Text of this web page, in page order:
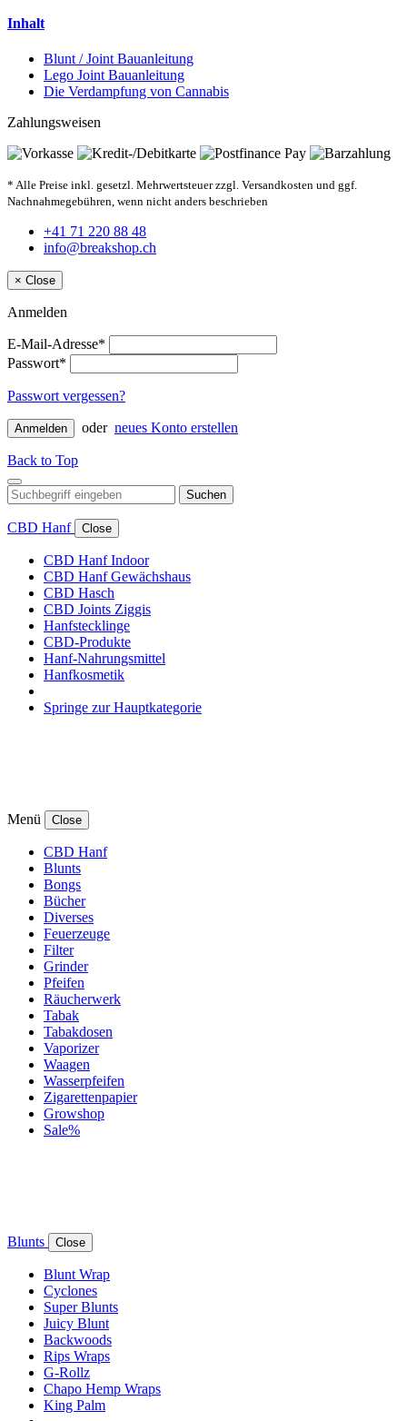
Inhalt
Blunt / Joint Bauanleitung
Lego Joint Bauanleitung
Die Verdampfung von Cannabis
Zahlungsweisen
* Alle Preise inkl. gesetzl. Mehrwertsteuer zzgl. Versandkosten und ggf.
Nachnahmegebühren, wenn nicht anders beschrieben
+41 71 220 88 48
info@breakshop.ch
× Close
Anmelden
E-Mail-Adresse*
Passwort*
Passwort vergessen?
Anmelden oder neues Konto erstellen
Back to Top
Suchen
CBD Hanf Close
CBD Hanf Indoor
CBD Hanf Gewächshaus
CBD Hasch
CBD Joints Ziggis
Hanfstecklinge
CBD-Produkte
Hanf-Nahrungsmittel
Hanfkosmetik
Springe zur Hauptkategorie
Menü Close
CBD Hanf
Blunts
Bongs
Bücher
Diverses
Feuerzeuge
Filter
Grinder
Pfeifen
Räucherwerk
Tabak
Tabakdosen
Vaporizer
Waagen
Wasserpfeifen
Zigarettenpapier
Growshop
Sale%
Blunts Close
Blunt Wrap
Cyclones
Super Blunts
Juicy Blunt
Backwoods
Rips Wraps
G-Rollz
Chapo Hemp Wraps
King Palm